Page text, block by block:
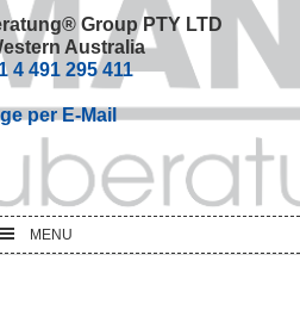
Group PTY LTD
Australia
4 491 295 411
per E-Mail
MENU